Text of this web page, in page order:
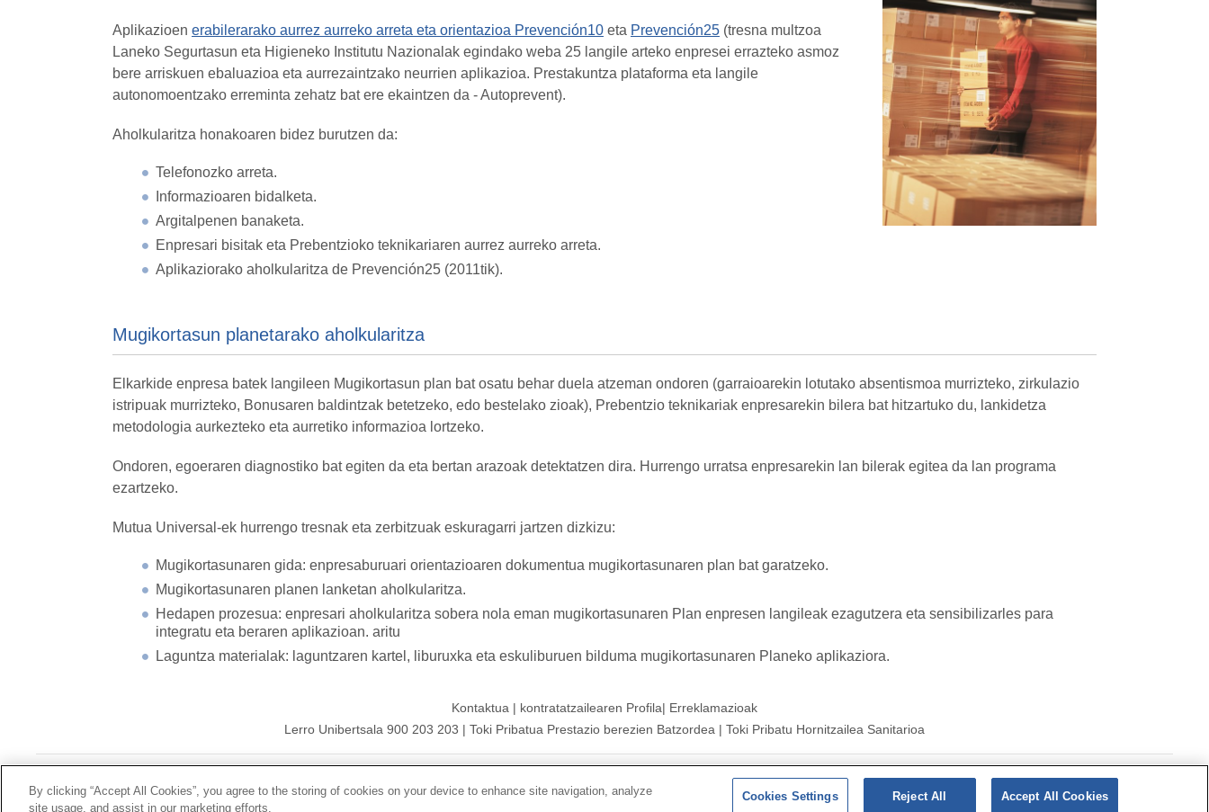
Aplikazioen erabilerarako aurrez aurreko arreta eta orientazioa Prevención10 eta Prevención25 (tresna multzoa
Laneko Segurtasun eta Higieneko Institutu Nazionalak egindako weba 25 langile arteko enpresei errazteko asmoz
bere arriskuen ebaluazioa eta aurrezaintzako neurrien aplikazioa. Prestakuntza plataforma eta langile
autonomoentzako erreminta zehatz bat ere ekaintzen da - Autoprevent).
Aholkularitza honakoaren bidez burutzen da:
Telefonozko arreta.
Informazioaren bidalketa.
Argitalpenen banaketa.
Enpresari bisitak eta Prebentzioko teknikariaren aurrez aurreko arreta.
Aplikaziorako aholkularitza de Prevención25 (2011tik).
Mugikortasun planetarako aholkularitza
Elkarkide enpresa batek langileen Mugikortasun plan bat osatu behar duela atzeman ondoren (garraioarekin lotutako absentismoa murrizteko, zirkulazio
istripuak murrizteko, Bonusaren baldintzak betetzeko, edo bestelako zioak), Prebentzio teknikariak enpresarekin bilera bat hitzartuko du, lankidetza
metodologia aurkezteko eta aurretiko informazioa lortzeko.
Ondoren, egoeraren diagnostiko bat egiten da eta bertan arazoak detektatzen dira. Hurrengo urratsa enpresarekin lan bilerak egitea da lan programa
ezartzeko.
Mutua Universal-ek hurrengo tresnak eta zerbitzuak eskuragarri jartzen dizkizu:
Mugikortasunaren gida: enpresaburuari orientazioaren dokumentua mugikortasunaren plan bat garatzeko.
Mugikortasunaren planen lanketan aholkularitza.
Hedapen prozesua: enpresari aholkularitza sobera nola eman mugikortasunaren Plan enpresen langileak ezagutzera eta sensibilizarles para
integratu eta beraren aplikazioan. aritu
Laguntza materialak: laguntzaren kartel, liburuxka eta eskuliburuen bilduma mugikortasunaren Planeko aplikaziora.
Kontaktua | kontratatzailearen Profila| Erreklamazioak
Lerro Unibertsala 900 203 203 | Toki Pribatua Prestazio berezien Batzordea | Toki Pribatu Hornitzailea Sanitarioa
Datu-babesaren Politika| cookieen Politika
Jarraitu bertan:
By clicking “Accept All Cookies”, you agree to the storing of cookies on your device to enhance site navigation, analyze
site usage, and assist in our marketing efforts.
Cookies Settings Reject All Accept All Cookies